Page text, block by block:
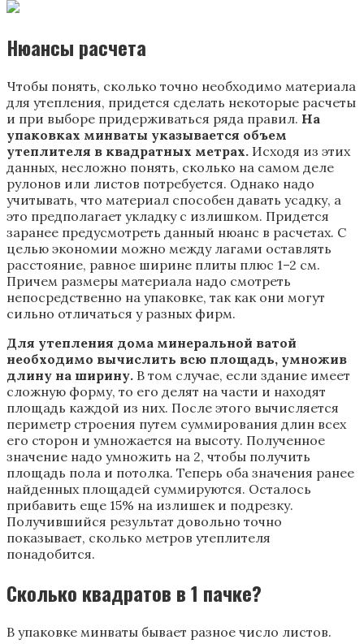
Нюансы расчета
Чтобы понять, сколько точно необходимо материала
для утепления, придется сделать некоторые расчеты
и при выборе придерживаться ряда правил. На
упаковках минваты указывается объем
утеплителя в квадратных метрах. Исходя из этих
данных, несложно понять, сколько на самом деле
рулонов или листов потребуется. Однако надо
учитывать, что материал способен давать усадку, а
это предполагает укладку с излишком. Придется
заранее предусмотреть данный нюанс в расчетах. С
целью экономии можно между лагами оставлять
расстояние, равное ширине плиты плюс 1–2 см.
Причем размеры материала надо смотреть
непосредственно на упаковке, так как они могут
сильно отличаться у разных фирм.
Для утепления дома минеральной ватой
необходимо вычислить всю площадь, умножив
длину на ширину. В том случае, если здание имеет
сложную форму, то его делят на части и находят
площадь каждой из них. После этого вычисляется
периметр строения путем суммирования длин всех
его сторон и умножается на высоту. Полученное
значение надо умножить на 2, чтобы получить
площадь пола и потолка. Теперь оба значения ранее
найденных площадей суммируются. Осталось
прибавить еще 15% на излишек и подрезку.
Получившийся результат довольно точно
показывает, сколько метров утеплителя
понадобится.
Сколько квадратов в 1 пачке?
В упаковке минваты бывает разное число листов.